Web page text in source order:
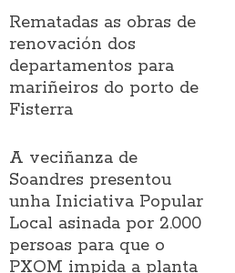
Rematadas as obras de
renovación dos
departamentos para
mariñeiros do porto de
Fisterra
A veciñanza de
Soandres presentou
unha Iniciativa Popular
Local asinada por 2.000
persoas para que o
PXOM impida a planta